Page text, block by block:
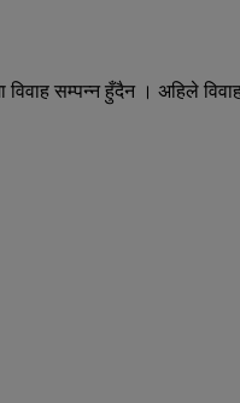
सम्पन्न हुँदैन । अहिले